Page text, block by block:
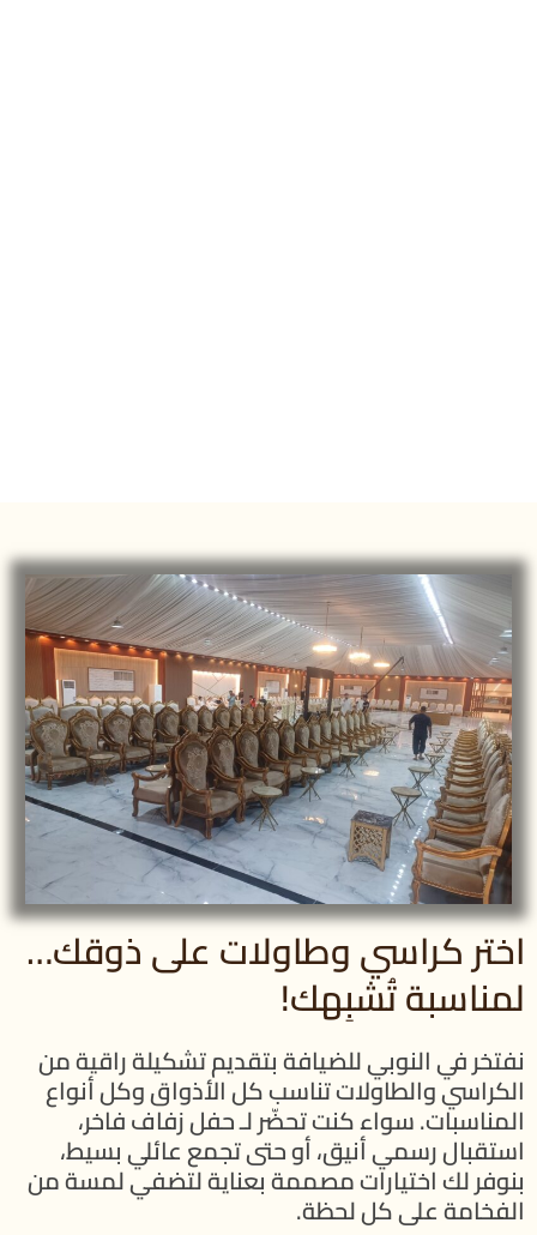
اختر كراسي وطاولات على ذوقك…
لمناسبة تُشبِهك!
نفتخر في النوبي للضيافة بتقديم تشكيلة راقية من
الكراسي والطاولات تناسب كل الأذواق وكل أنواع
المناسبات. سواء كنت تحضّر لـ حفل زفاف فاخر،
استقبال رسمي أنيق، أو حتى تجمع عائلي بسيط،
بنوفر لك اختيارات مصممة بعناية لتضفي لمسة من
الفخامة على كل لحظة.